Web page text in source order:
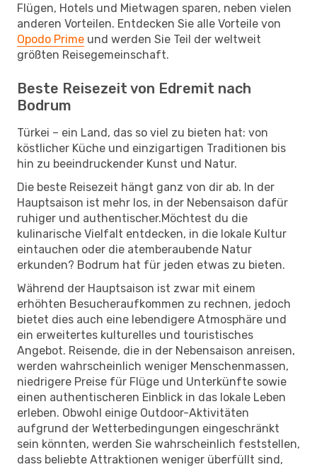
Flügen, Hotels und Mietwagen sparen, neben vielen
anderen Vorteilen. Entdecken Sie alle Vorteile von
Opodo Prime und werden Sie Teil der weltweit
größten Reisegemeinschaft.
Beste Reisezeit von Edremit nach
Bodrum
Türkei – ein Land, das so viel zu bieten hat: von
köstlicher Küche und einzigartigen Traditionen bis
hin zu beeindruckender Kunst und Natur.
Die beste Reisezeit hängt ganz von dir ab. In der
Hauptsaison ist mehr los, in der Nebensaison dafür
ruhiger und authentischer.Möchtest du die
kulinarische Vielfalt entdecken, in die lokale Kultur
eintauchen oder die atemberaubende Natur
erkunden? Bodrum hat für jeden etwas zu bieten.
Während der Hauptsaison ist zwar mit einem
erhöhten Besucheraufkommen zu rechnen, jedoch
bietet dies auch eine lebendigere Atmosphäre und
ein erweitertes kulturelles und touristisches
Angebot. Reisende, die in der Nebensaison anreisen,
werden wahrscheinlich weniger Menschenmassen,
niedrigere Preise für Flüge und Unterkünfte sowie
einen authentischeren Einblick in das lokale Leben
erleben. Obwohl einige Outdoor-Aktivitäten
aufgrund der Wetterbedingungen eingeschränkt
sein könnten, werden Sie wahrscheinlich feststellen,
dass beliebte Attraktionen weniger überfüllt sind,